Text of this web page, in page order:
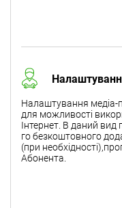
Налаштування медіа-
для можливості
Інтернет. В даний вид
го безкоштовного
(при
Абонента.